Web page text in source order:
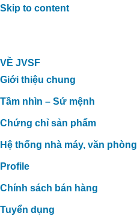
Skip to content
VỀ JVSF
Giới thiệu chung
Tầm nhìn – Sứ mệnh
Chứng chỉ sản phẩm
Hệ thống nhà máy, văn phòng
Profile
Chính sách bán hàng
Tuyển dụng